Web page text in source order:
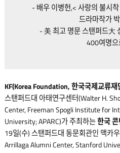
- 배우 이병헌,< 사랑의 불시
드라마작가
- 美 최고 명문 스탠퍼드大
400여명으
KF(Korea Foundation, 한국국제교류
스탠퍼드대 아태연구센터(Walter H.
Center, Freeman Spogli Institute for
University; APARC)가 주최하는한국
19일(수) 스탠퍼드대 동문회관인 맥카
Arrillaga Alumni Center, Stanford